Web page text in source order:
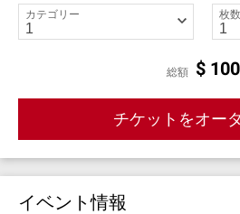
カテゴリー 枚数
総額 $ 100
チケットをオー
イベント情報